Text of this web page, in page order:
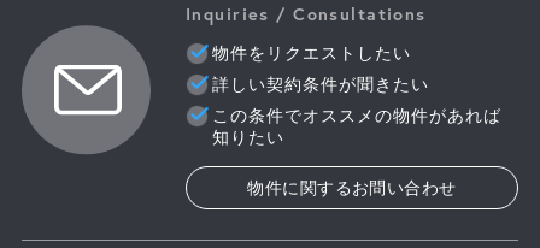
Inquiries / Consultations
物件をリクエストしたい
詳しい契約条件が聞きたい
この条件でオススメの物件があれば
知りたい
物件に関するお問い合わせ